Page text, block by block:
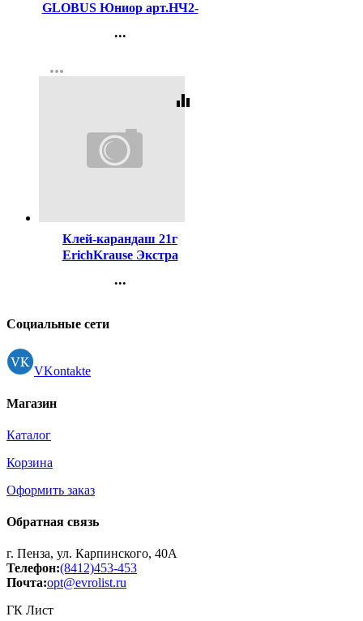
GLOBUS Юниор арт.НЧ2-
...
Регистрация
more_horiz
equalizer
Клей-карандаш 21г
ErichKrause Экстра
...
Регистрация
Социальные сети
VKontakte
Магазин
Каталог
Корзина
Оформить заказ
Обратная связь
г. Пенза, ул. Карпинского, 40А
Телефон:(8412)453-453
Почта:opt@evrolist.ru
ГК Лист